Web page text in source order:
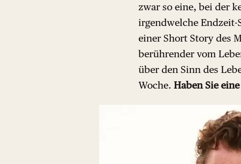
zwar so eine, bei der
irgendwelche Endzeit-
einer Short Story des
berührender vom
über den Sinn des
Woche. Haben Sie